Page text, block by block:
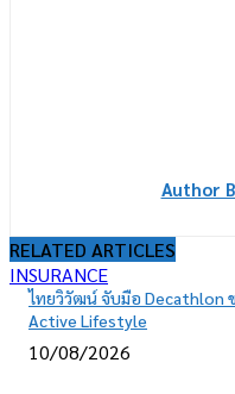
Author
RELATED ARTICLES
INSURANCE
ไทยวิวัฒน์ จับมือ Decathlon
Active Lifestyle
10/08/2026